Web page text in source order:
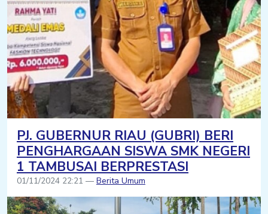
PJ. GUBERNUR RIAU (GUBRI) BERI
PENGHARGAAN SISWA SMK NEGERI
1 TAMBUSAI BERPRESTASI
01/11/2024 22:21 — Berita Umum